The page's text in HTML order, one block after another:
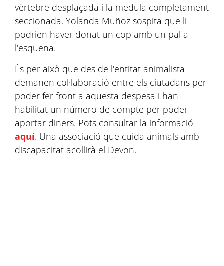
vèrtebre desplaçada i la medula completament
seccionada. Yolanda Muñoz sospita que li
podrien haver donat un cop amb un pal a
l'esquena.
És per això que des de l'entitat animalista
demanen col·laboració entre els ciutadans per
poder fer front a aquesta despesa i han
habilitat un número de compte per poder
aportar diners. Pots consultar la informació
aquí. Una associació que cuida animals amb
discapacitat acollirà el Devon.